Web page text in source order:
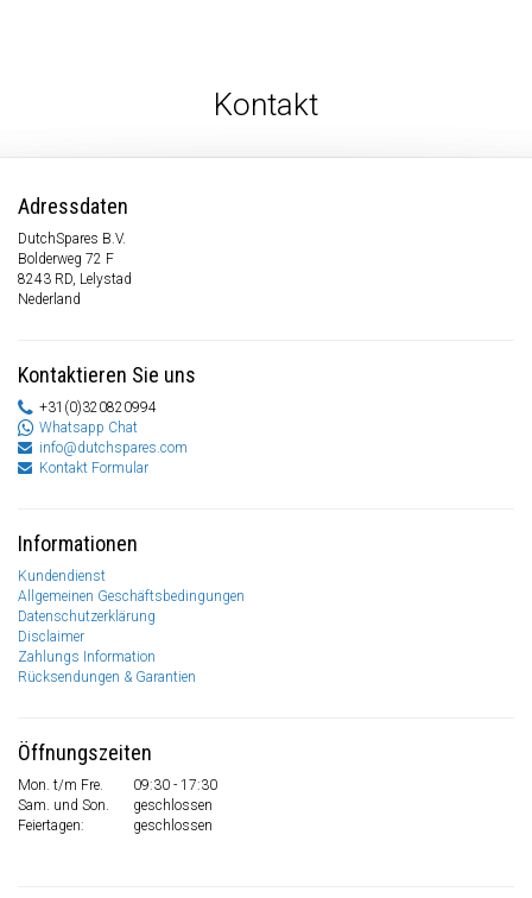
Kontakt
Adressdaten
DutchSpares B.V.
Bolderweg 72 F
8243 RD, Lelystad
Nederland
Kontaktieren Sie uns
+31(0)320820994
Whatsapp Chat
info@dutchspares.com
Kontakt Formular
Informationen
Kundendienst
Allgemeinen Geschäftsbedingungen
Datenschutzerklärung
Disclaimer
Zahlungs Information
Rücksendungen & Garantien
Öffnungszeiten
Mon. t/m Fre.
09:30 - 17:30
Sam. und Son.
geschlossen
Feiertagen:
geschlossen